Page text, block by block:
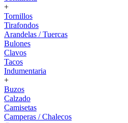
+
Tornillos
Tirafondos
Arandelas / Tuercas
Bulones
Clavos
Tacos
Indumentaria
+
Buzos
Calzado
Camisetas
Camperas / Chalecos